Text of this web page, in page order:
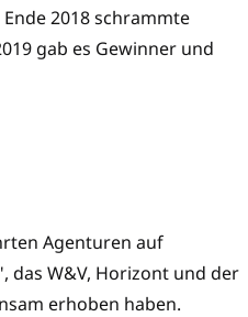
2018 schrammte
gab es Gewinner und
Agenturen auf
das W&V, Horizont und der
erhoben haben.